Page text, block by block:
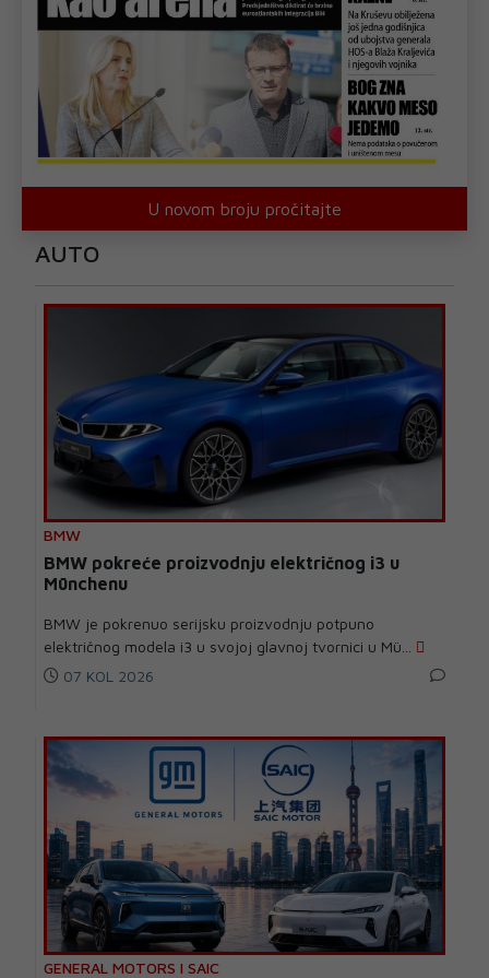
U novom broju pročitajte
AUTO
BMW
BMW pokreće proizvodnju električnog i3 u
Münchenu
BMW je pokrenuo serijsku proizvodnju potpuno
električnog modela i3 u svojoj glavnoj tvornici u Mü...
07 KOL 2026
GENERAL MOTORS I SAIC